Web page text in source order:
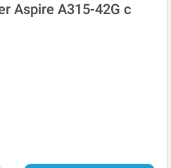
Aspire A315-42G с